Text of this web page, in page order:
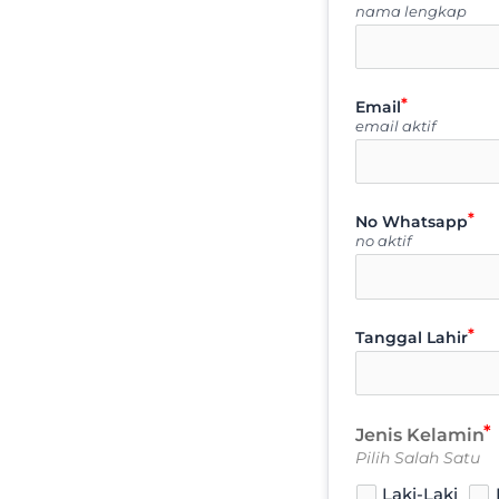
nama lengkap
Email
email aktif
No Whatsapp
no aktif
Tanggal Lahir
Jenis Kelamin
Pilih Salah Satu
Laki-Laki